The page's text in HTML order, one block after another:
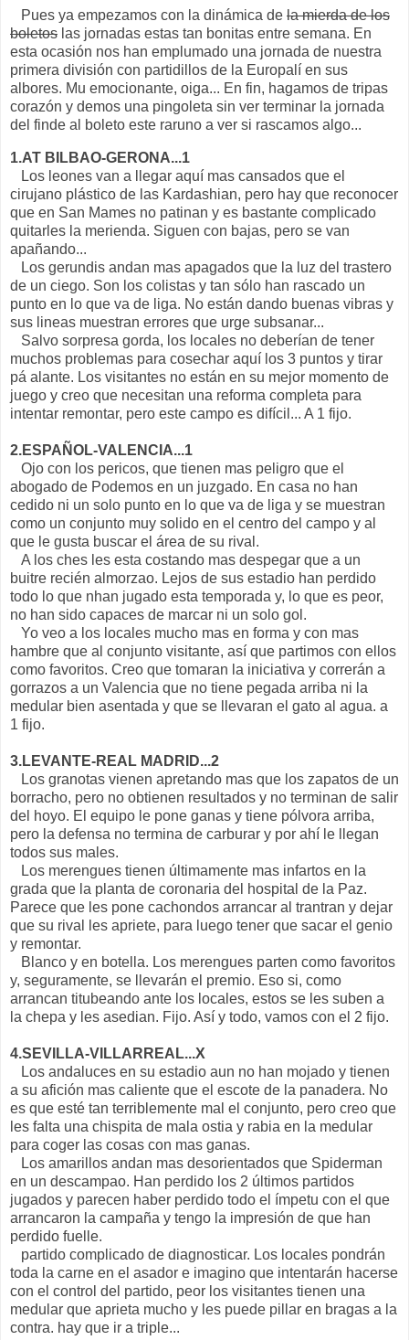
Pues ya empezamos con la dinámica de la mierda de los
boletos las jornadas estas tan bonitas entre semana. En
esta ocasión nos han emplumado una jornada de nuestra
primera división con partidillos de la Europalí en sus
albores. Mu emocionante, oiga... En fin, hagamos de tripas
corazón y demos una pingoleta sin ver terminar la jornada
del finde al boleto este raruno a ver si rascamos algo...
1.AT BILBAO-GERONA...1
Los leones van a llegar aquí mas cansados que el
cirujano plástico de las Kardashian, pero hay que reconocer
que en San Mames no patinan y es bastante complicado
quitarles la merienda. Siguen con bajas, pero se van
apañando...
Los gerundis andan mas apagados que la luz del trastero
de un ciego. Son los colistas y tan sólo han rascado un
punto en lo que va de liga. No están dando buenas vibras y
sus lineas muestran errores que urge subsanar...
Salvo sorpresa gorda, los locales no deberían de tener
muchos problemas para cosechar aquí los 3 puntos y tirar
pá alante. Los visitantes no están en su mejor momento de
juego y creo que necesitan una reforma completa para
intentar remontar, pero este campo es difícil... A 1 fijo.
2.ESPAÑOL-VALENCIA...1
Ojo con los pericos, que tienen mas peligro que el
abogado de Podemos en un juzgado. En casa no han
cedido ni un solo punto en lo que va de liga y se muestran
como un conjunto muy solido en el centro del campo y al
que le gusta buscar el área de su rival.
A los ches les esta costando mas despegar que a un
buitre recién almorzao. Lejos de sus estadio han perdido
todo lo que nhan jugado esta temporada y, lo que es peor,
no han sido capaces de marcar ni un solo gol.
Yo veo a los locales mucho mas en forma y con mas
hambre que al conjunto visitante, así que partimos con ellos
como favoritos. Creo que tomaran la iniciativa y correrán a
gorrazos a un Valencia que no tiene pegada arriba ni la
medular bien asentada y que se llevaran el gato al agua. a
1 fijo.
3.LEVANTE-REAL MADRID...2
Los granotas vienen apretando mas que los zapatos de un
borracho, pero no obtienen resultados y no terminan de salir
del hoyo. El equipo le pone ganas y tiene pólvora arriba,
pero la defensa no termina de carburar y por ahí le llegan
todos sus males.
Los merengues tienen últimamente mas infartos en la
grada que la planta de coronaria del hospital de la Paz.
Parece que les pone cachondos arrancar al trantran y dejar
que su rival les apriete, para luego tener que sacar el genio
y remontar.
Blanco y en botella. Los merengues parten como favoritos
y, seguramente, se llevarán el premio. Eso si, como
arrancan titubeando ante los locales, estos se les suben a
la chepa y les asedian. Fijo. Así y todo, vamos con el 2 fijo.
4.SEVILLA-VILLARREAL...X
Los andaluces en su estadio aun no han mojado y tienen
a su afición mas caliente que el escote de la panadera. No
es que esté tan terriblemente mal el conjunto, pero creo que
les falta una chispita de mala ostia y rabia en la medular
para coger las cosas con mas ganas.
Los amarillos andan mas desorientados que Spiderman
en un descampao. Han perdido los 2 últimos partidos
jugados y parecen haber perdido todo el ímpetu con el que
arrancaron la campaña y tengo la impresión de que han
perdido fuelle.
partido complicado de diagnosticar. Los locales pondrán
toda la carne en el asador e imagino que intentarán hacerse
con el control del partido, peor los visitantes tienen una
medular que aprieta mucho y les puede pillar en bragas a la
contra. hay que ir a triple...